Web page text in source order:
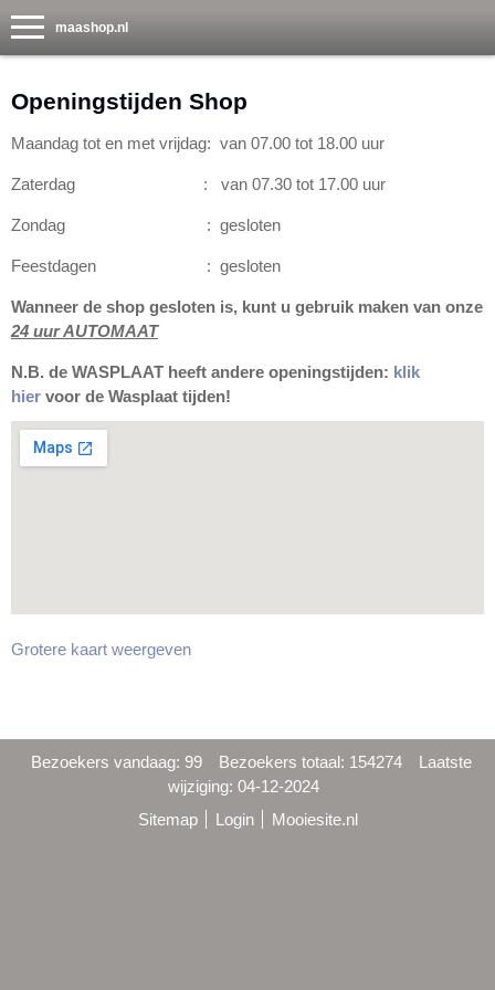
maashop.nl
Openingstijden Shop
Maandag tot en met vrijdag: van 07.00 tot 18.00 uur
Zaterdag : van 07.30 tot 17.00 uur
Zondag : gesloten
Feestdagen : gesloten
Wanneer de shop gesloten is, kunt u gebruik maken van onze
24 uur AUTOMAAT
N.B. de WASPLAAT heeft andere openingstijden: klik
hier voor de Wasplaat tijden!
Grotere kaart weergeven
Bezoekers vandaag: 99 Bezoekers totaal: 154274
Laatste
wijziging: 04-12-2024
Sitemap
Login Mooiesite.nl